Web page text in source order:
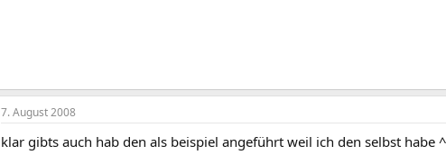
7. August 2008
klar gibts auch hab den als beispiel angeführt weil ich den selbst habe